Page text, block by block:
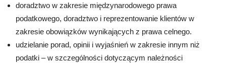
doradztwo w zakresie międzynarodowego prawa
podatkowego, doradztwo i reprezentowanie klientów w
zakresie obowiązków wynikających z prawa celnego.
udzielanie porad, opinii i wyjaśnień w zakresie innym niż
podatki – w szczególności dotyczącym należności